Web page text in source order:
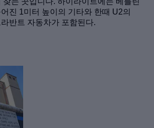
진 1미터 높이의 기타와 한때 U2의
반트 자동차가 포함된다.